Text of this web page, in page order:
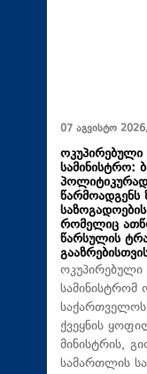
07 აგვისტო 2026,
ოკუპირებული
სამინისტრო:
პოლიტიკურად
რომელიც
წარსულის
ოკუპირებული
სამინისტრომ
ქვეყნის
მინისტრის,
სამართლის